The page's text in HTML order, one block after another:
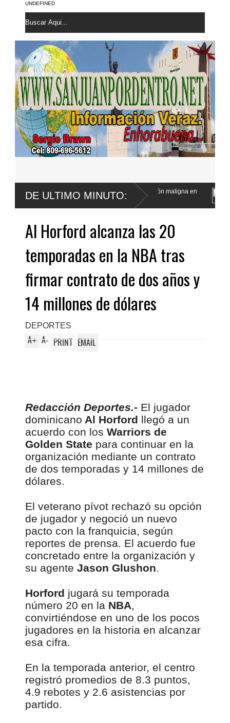
UNDEFINED
DE ULTIMO MINUTO:
confirma le fue extirpada una lesión maligna en
Defensa de
Al Horford alcanza las 20
temporadas en la NBA tras
firmar contrato de dos años y
14 millones de dólares
DEPORTES
A+ A- PRINT EMAIL
Redacción Deportes.- El jugador
dominicano Al Horford llegó a un
acuerdo con los Warriors de
Golden State para continuar en la
organización mediante un contrato
de dos temporadas y 14 millones de
dólares.
El veterano pívot rechazó su opción
de jugador y negoció un nuevo
pacto con la franquicia, según
reportes de prensa. El acuerdo fue
concretado entre la organización y
su agente Jason Glushon.
Horford jugará su temporada
número 20 en la NBA,
convirtiéndose en uno de los pocos
jugadores en la historia en alcanzar
esa cifra.
En la temporada anterior, el centro
registró promedios de 8.3 puntos,
4.9 rebotes y 2.6 asistencias por
partido.